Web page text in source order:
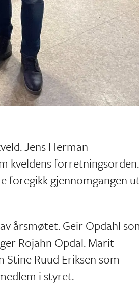
Jens Herman
kveldens forretningsorden.
foregikk gjennomgangen
årsmøtet. Geir Opdahl
Rojahn Opdal. Marit
Ruud Eriksen som
i styret.